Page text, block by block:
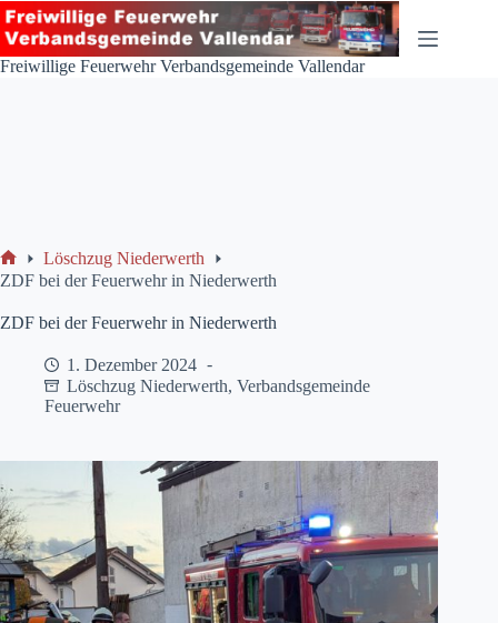
Zum
Inhalt
springen
Freiwillige Feuerwehr Verbandsgemeinde Vallendar
Start
Löschzug Niederwerth
ZDF bei der Feuerwehr in Niederwerth
ZDF bei der Feuerwehr in Niederwerth
1. Dezember 2024
Löschzug Niederwerth, Verbandsgemeinde
Feuerwehr